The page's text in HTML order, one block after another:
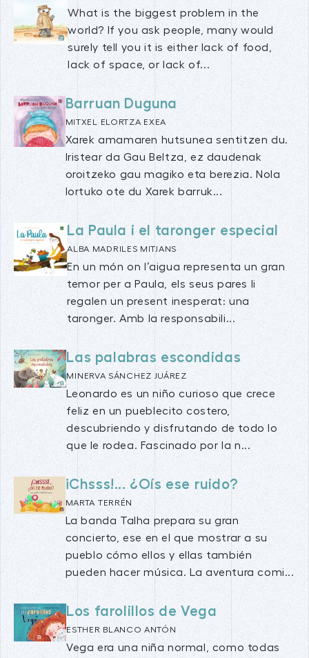
What is the biggest problem in the
world? If you ask people, many would
surely tell you it is either lack of food,
lack of space, or lack of...
Barruan Duguna
MITXEL ELORTZA EXEA
Xarek amamaren hutsunea sentitzen du.
Iristear da Gau Beltza, ez daudenak
oroitzeko gau magiko eta berezia. Nola
lortuko ote du Xarek barruk...
La Paula i el taronger especial
ALBA MADRILES MITJANS
En un món on l’aigua representa un gran
temor per a Paula, els seus pares li
regalen un present inesperat: una
taronger. Amb la responsabili...
Las palabras escondidas
MINERVA SÁNCHEZ JUÁREZ
Leonardo es un niño curioso que crece
feliz en un pueblecito costero,
descubriendo y disfrutando de todo lo
que le rodea. Fascinado por la n...
¡Chsss!... ¿Oís ese ruido?
MARTA TERRÉN
La banda Talha prepara su gran
concierto, ese en el que mostrar a su
pueblo cómo ellos y ellas también
pueden hacer música. La aventura comi...
Los farolillos de Vega
ESTHER BLANCO ANTÓN
Vega era una niña normal, como todas